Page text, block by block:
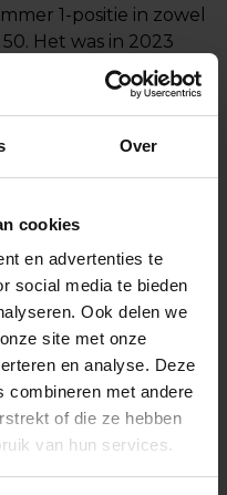
Over
cookies
en advertenties te
social media te bieden
Ook delen we
site met onze
en analyse. Deze
combineren met andere
of die ze hebben
van hun services.
1-positie in zowel
Het was in 2023
track op Spotify.
meerdere prijzen
voor Beste
aan
en vergrootte zijn
Lukassen
evenement? Neem
vlotte en
helpen je graag met
Zo maak je van jouw